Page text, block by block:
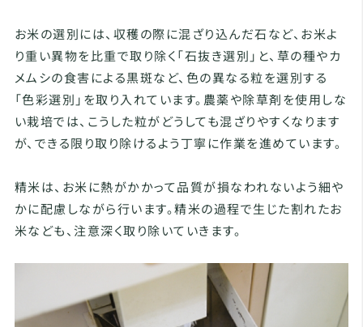
お米の選別には、収穫の際に混ざり込んだ石など、お米よ
り重い異物を比重で取り除く「石抜き選別」と、草の種やカ
メムシの食害による黒斑など、色の異なる粒を選別する
「色彩選別」を取り入れています。農薬や除草剤を使用しな
い栽培では、こうした粒がどうしても混ざりやすくなります
が、できる限り取り除けるよう丁寧に作業を進めています。
精米は、お米に熱がかかって品質が損なわれないよう細や
かに配慮しながら行います。精米の過程で生じた割れたお
米なども、注意深く取り除いていきます。